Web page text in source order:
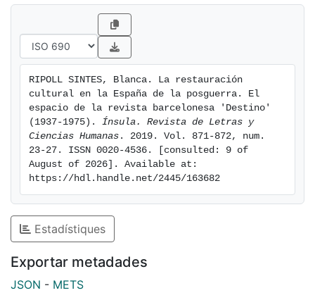
RIPOLL SINTES, Blanca. La restauración
cultural en la España de la posguerra. El
espacio de la revista barcelonesa 'Destino'
(1937-1975). Ínsula. Revista de Letras y
Ciencias Humanas . 2019. Vol. 871-872, num.
23-27. ISSN 0020-4536. [consulted: 9 of
August of 2026]. Available at:
https://hdl.handle.net/2445/163682
Estadístiques
Exportar metadades
JSON - METS